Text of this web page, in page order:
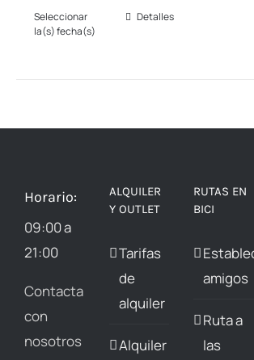
Seleccionar
la(s) fecha(s)
Este
se
elegir
en
la
de
Detalles
Horario:
09:00 a
21:00
Contacta
con
nosotros
ALQUILER
Y OUTLET
Tarifas
de
alquiler
Alquiler
RUTAS EN
BICI
amigos
Ruta a
las